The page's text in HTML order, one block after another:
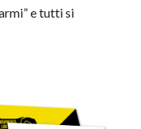
e tutti si